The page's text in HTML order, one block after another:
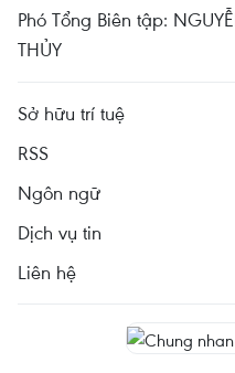
Phó Tổng Biên tập:
THỦY
Sở hữu trí tuệ
RSS
Ngôn ngữ
Dịch vụ tin
Liên hệ